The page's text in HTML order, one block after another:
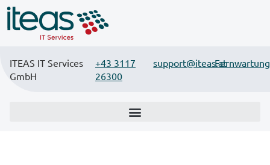
ITEAS IT Services
GmbH
+43 3117
26300
support@iteas.atFernwartung